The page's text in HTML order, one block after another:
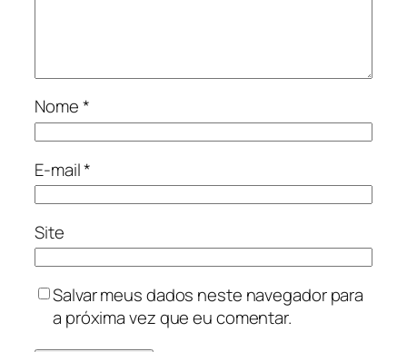
Nome*
E-mail*
Site
Salvar meus dados neste navegador para
a próxima vez que eu comentar.